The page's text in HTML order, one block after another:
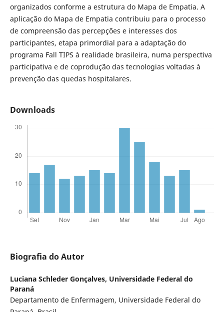
organizados conforme a estrutura do Mapa de Empatia. A
aplicação do Mapa de Empatia contribuiu para o processo
de compreensão das percepções e interesses dos
participantes, etapa primordial para a adaptação do
programa Fall TIPS à realidade brasileira, numa perspectiva
participativa e de coprodução das tecnologias voltadas à
prevenção das quedas hospitalares.
Downloads
Biografia do Autor
Luciana Schleder Gonçalves, Universidade Federal do
Paraná
Departamento de Enfermagem, Universidade Federal do